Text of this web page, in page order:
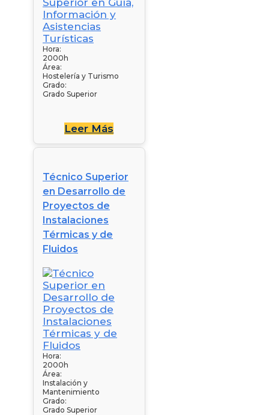
Hora:
2000h
Área:
Hostelería y Turismo
Grado:
Grado Superior
Leer Más
Técnico Superior
en Desarrollo de
Proyectos de
Instalaciones
Térmicas y de
Fluidos
Hora:
2000h
Área:
Instalación y
Mantenimiento
Grado:
Grado Superior